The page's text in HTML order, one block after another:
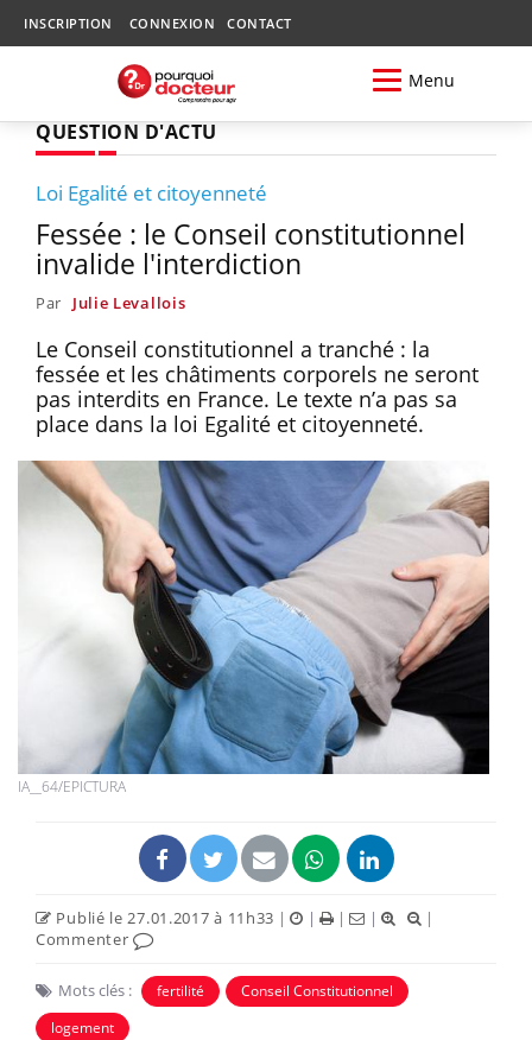
INSCRIPTION CONNEXION CONTACT
Menu
QUESTION D'ACTU
Loi Egalité et citoyenneté
Fessée : le Conseil constitutionnel
invalide l'interdiction
Par Julie Levallois
Le Conseil constitutionnel a tranché : la
fessée et les châtiments corporels ne seront
pas interdits en France. Le texte n’a pas sa
place dans la loi Egalité et citoyenneté.
IA__64/EPICTURA
Publié le 27.01.2017 à 11h33 | | | |
|
Commenter
Mots clés : fertilité
Conseil Constitutionnel
logement